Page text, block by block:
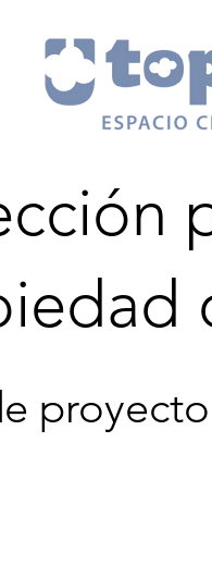
proyecto